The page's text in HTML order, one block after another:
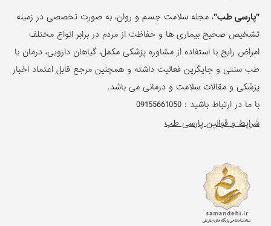
"پارسی طب"، مجله سلامت جسم و روان، به صورت تخصصی در زمینه
تشخیص صحیح بیماری ها و حفاظت از مردم در برابر انواع مختلف
امراض رایج با استفاده از مشاوره پزشکی مکمل، گیاهان دارویی، درمان با
طب سنتی و جایگزین فعالیت داشته و همچنین مرجع قابل اعتماد اخبار
پزشکی و مقالات سلامت و درمانی می باشد.
با ما در ارتباط باشید :09155661050
شرایط و قوانین پارسی طب